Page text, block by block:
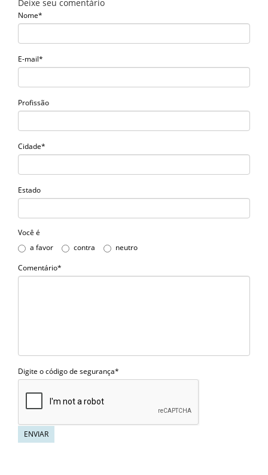
Deixe seu comentário
Nome*
E-mail*
Profissão
Cidade*
Estado
Você é
a favor
contra neutro
Comentário*
Digite o código de segurança*
ENVIAR